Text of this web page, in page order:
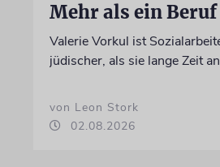
Mehr als ein Beruf
Valerie Vorkul ist
jüdischer, als sie lange Zeit
von Leon Stork
02.08.2026